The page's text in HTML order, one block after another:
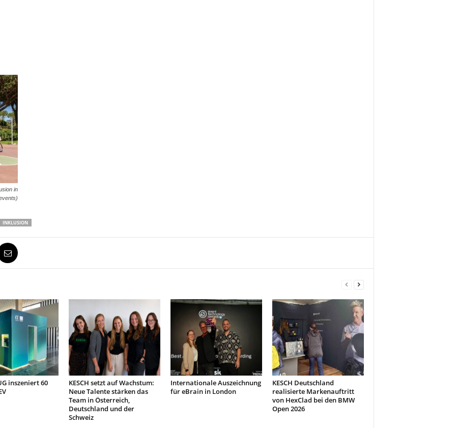
in
INKLUSION
inszeniert 60
KESCH setzt auf Wachstum:
Neue Talente stärken das
Team in Österreich,
Deutschland und der
Schweiz
Internationale Auszeichnung
für eBrain in London
KESCH Deutschland
realisierte Markenauftritt
von HexClad bei den BMW
Open 2026